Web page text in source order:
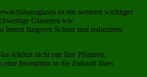
ist ein weiterer wichtiger
Glasarten wie
bieten längeren Schutz und reduzieren
schützt nicht nur Ihre Pflanzen,
eine Investition in die Zukunft Ihres